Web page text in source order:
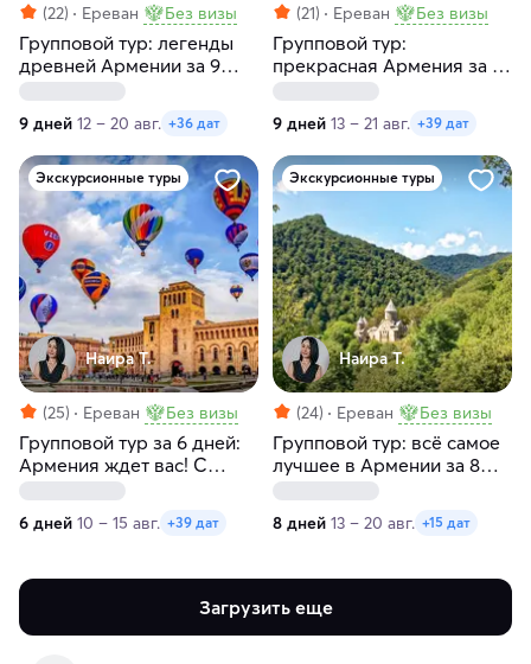
(22) Ереван Без визы
Групповой тур: легенды
древней Армении за 9
9 дней 12 – 20 авг. +36 дат
(21) Ереван Без визы
Групповой тур:
прекрасная Армения за 9
9 дней 13 – 21 авг. +39 дат
Экскурсионные туры
Наира Т.
(25) Ереван Без визы
Групповой тур за 6 дней:
Армения ждет вас! С
вторникам
6 дней 10 – 15 авг. +39 дат
Экскурсионные туры
Наира Т.
(24) Ереван Без визы
Групповой тур: всё самое
лучшее в Армении за 8
8 дней 13 – 20 авг. +15 дат
Загрузить еще